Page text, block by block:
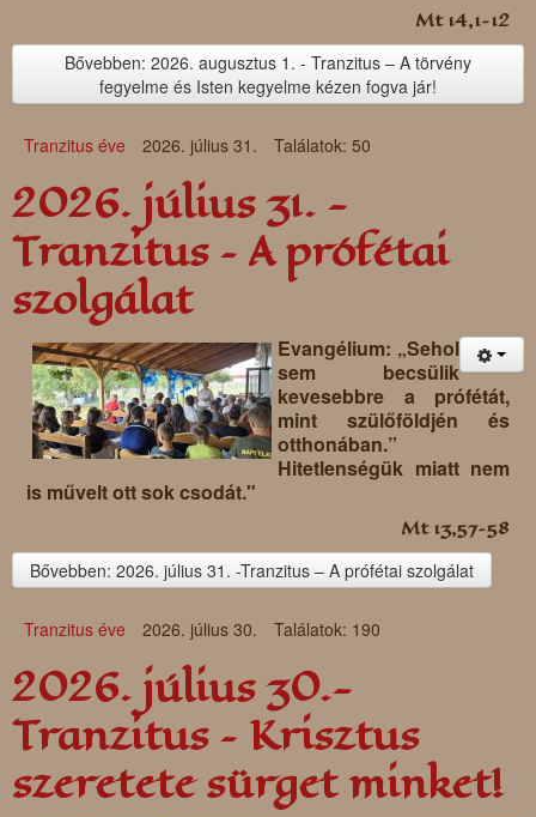
Mt 14,1–12
Bővebben: 2026. augusztus 1. - Tranzitus – A törvény
fegyelme és Isten kegyelme kézen fogva jár!
Tranzitus éve 2026. július 31. Találatok: 50
2026. július 31. -
Tranzitus – A prófétai
szolgálat
Evangélium: „Sehol
sem becsülik
kevesebbre a prófétát,
mint szülőföldjén és
otthonában.”
Hitetlenségük miatt nem
is művelt ott sok csodát."
Mt 13,57–58
Bővebben: 2026. július 31. -Tranzitus – A prófétai szolgálat
Tranzitus éve 2026. július 30. Találatok: 190
2026. július 30.-
Tranzitus – Krisztus
szeretete sürget minket!